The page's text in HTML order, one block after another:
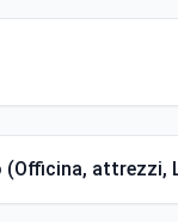
(Officina, attrezzi,